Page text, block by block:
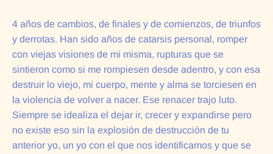
4 años de cambios, de finales y de comienzos, de triunfos
y derrotas. Han sido años de catarsis personal, romper
con viejas visiones de mi misma, rupturas que se
sintieron como si me rompiesen desde adentro, y con esa
destruir lo viejo, mi cuerpo, mente y alma se torciesen en
la violencia de volver a nacer. Ese renacer trajo luto.
Siempre se idealiza el dejar ir, crecer y expandirse pero
no existe eso sin la explosión de destrucción de tu
anterior yo, un yo con el que nos identificamos y que se